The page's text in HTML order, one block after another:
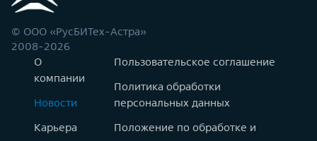
© ООО «РусБИТех-Астра»
2008-2026
О
компании
Новости
Карьера
Пользовательское соглашение
Политика обработки
персональных данных
Положение по обработке и